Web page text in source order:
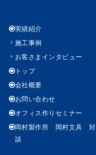
実績紹介
施工事例
お客さまインタビュー
トップ
会社概要
お問い合わせ
オフィス作りセミナー
岡村製作所 岡村文具 対
談